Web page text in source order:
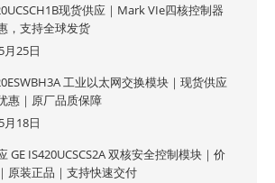
现货供应｜Mark VIe四核控制器
，支持全球发货
月25日
工业以太网交换模块｜现货供应
惠｜原厂品质保障
月18日
GE IS420UCSCS2A 双核安全控制模块｜价
原装正品｜支持快速交付